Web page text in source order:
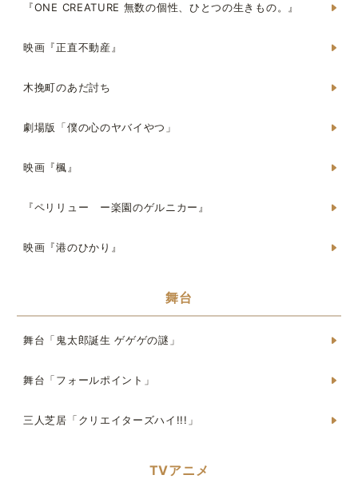
『ONE CREATURE 無数の個性、ひとつの生きもの。』
映画『正直不動産』
木挽町のあだ討ち
劇場版「僕の心のヤバイやつ」
映画『楓』
『ペリリュー ー楽園のゲルニカー』
映画『港のひかり』
舞台
舞台「鬼太郎誕生 ゲゲゲの謎」
舞台「フォールポイント」
三人芝居「クリエイターズハイ!!!」
TVアニメ